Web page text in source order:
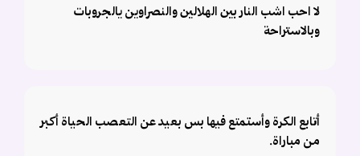
لا احب اشب النار بين الهلالين والنصراوين يالجروبات
وبالاستراحة
أتابع الكرة وأستمتع فيها بس بعيد عن التعصب الحياة أكبر
من مباراة.